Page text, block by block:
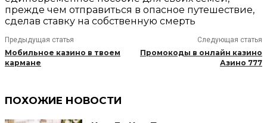
прежде чем отправиться в опасное путешествие,
сделав ставку на собственную смерть
Предыдущая статья
Мобильное казино в твоем
кармане
Следующая статья
Промокоды в онлайн казино
Азино 777
ПОХОЖИЕ НОВОСТИ